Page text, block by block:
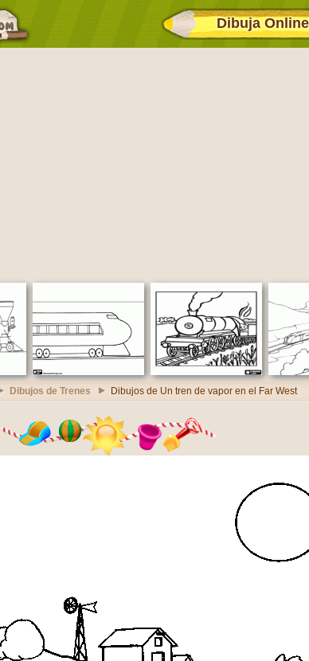
Dibuja Online
Dibujos de Trenes Dibujos de Un tren de vapor en el Far West